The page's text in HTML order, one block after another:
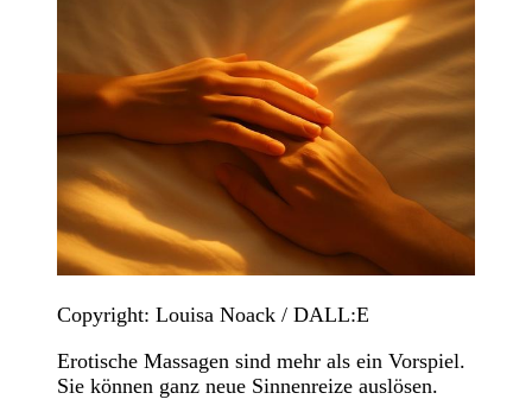
Copyright: Louisa Noack / DALL:E
Erotische Massagen sind mehr als ein Vorspiel.
Sie können ganz neue Sinnenreize auslösen.